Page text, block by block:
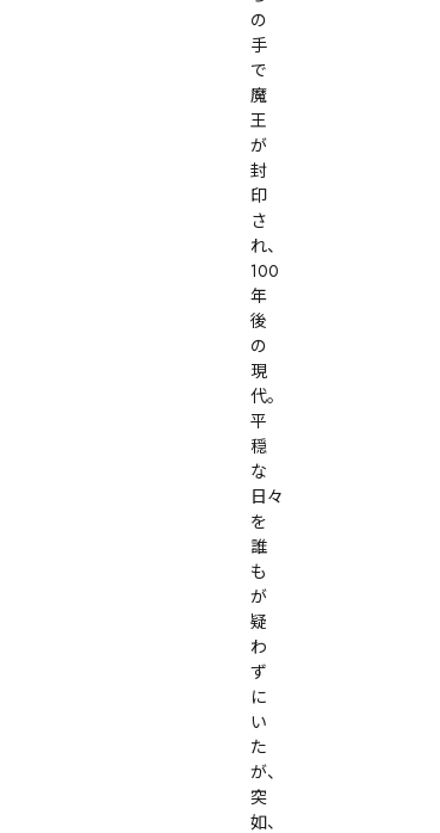
の
手
で
魔
王
が
封
印
さ
れ、
100
年
後
の
現
代。
平
穏
な
日々
を
誰
も
が
疑
わ
ず
に
い
た
が、
突
如、